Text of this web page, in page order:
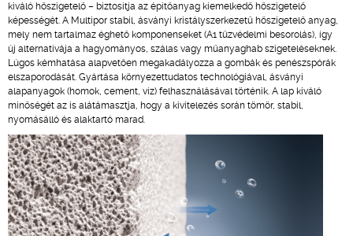
kiváló hőszigetelő – biztosítja az építőanyag kiemelkedő hőszigetelő
képességét. A Multipor stabil, ásványi kristályszerkezetű hőszigetelő anyag,
mely nem tartalmaz éghető komponenseket (A1 tűzvédelmi besorolás), így
új alternatívája a hagyományos, szálas vagy műanyaghab szigeteléseknek.
Lúgos kémhatása alapvetően megakadályozza a gombák és penészspórák
elszaporodását. Gyártása környezettudatos technológiával, ásványi
alapanyagok (homok, cement, víz) felhasználásával történik. A lap kiváló
minőségét az is alátámasztja, hogy a kivitelezés során tömör, stabil,
nyomásálló és alaktartó marad.